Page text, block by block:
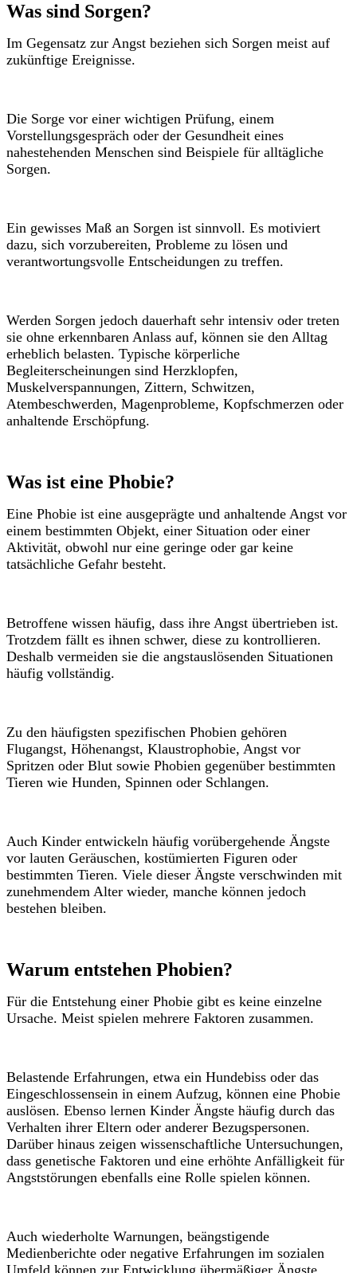
Was sind Sorgen?
Im Gegensatz zur Angst beziehen sich Sorgen meist auf
zukünftige Ereignisse.
Die Sorge vor einer wichtigen Prüfung, einem
Vorstellungsgespräch oder der Gesundheit eines
nahestehenden Menschen sind Beispiele für alltägliche
Sorgen.
Ein gewisses Maß an Sorgen ist sinnvoll. Es motiviert
dazu, sich vorzubereiten, Probleme zu lösen und
verantwortungsvolle Entscheidungen zu treffen.
Werden Sorgen jedoch dauerhaft sehr intensiv oder treten
sie ohne erkennbaren Anlass auf, können sie den Alltag
erheblich belasten. Typische körperliche
Begleiterscheinungen sind Herzklopfen,
Muskelverspannungen, Zittern, Schwitzen,
Atembeschwerden, Magenprobleme, Kopfschmerzen oder
anhaltende Erschöpfung.
Was ist eine Phobie?
Eine Phobie ist eine ausgeprägte und anhaltende Angst vor
einem bestimmten Objekt, einer Situation oder einer
Aktivität, obwohl nur eine geringe oder gar keine
tatsächliche Gefahr besteht.
Betroffene wissen häufig, dass ihre Angst übertrieben ist.
Trotzdem fällt es ihnen schwer, diese zu kontrollieren.
Deshalb vermeiden sie die angstauslösenden Situationen
häufig vollständig.
Zu den häufigsten spezifischen Phobien gehören
Flugangst, Höhenangst, Klaustrophobie, Angst vor
Spritzen oder Blut sowie Phobien gegenüber bestimmten
Tieren wie Hunden, Spinnen oder Schlangen.
Auch Kinder entwickeln häufig vorübergehende Ängste
vor lauten Geräuschen, kostümierten Figuren oder
bestimmten Tieren. Viele dieser Ängste verschwinden mit
zunehmendem Alter wieder, manche können jedoch
bestehen bleiben.
Warum entstehen Phobien?
Für die Entstehung einer Phobie gibt es keine einzelne
Ursache. Meist spielen mehrere Faktoren zusammen.
Belastende Erfahrungen, etwa ein Hundebiss oder das
Eingeschlossensein in einem Aufzug, können eine Phobie
auslösen. Ebenso lernen Kinder Ängste häufig durch das
Verhalten ihrer Eltern oder anderer Bezugspersonen.
Darüber hinaus zeigen wissenschaftliche Untersuchungen,
dass genetische Faktoren und eine erhöhte Anfälligkeit für
Angststörungen ebenfalls eine Rolle spielen können.
Auch wiederholte Warnungen, beängstigende
Medienberichte oder negative Erfahrungen im sozialen